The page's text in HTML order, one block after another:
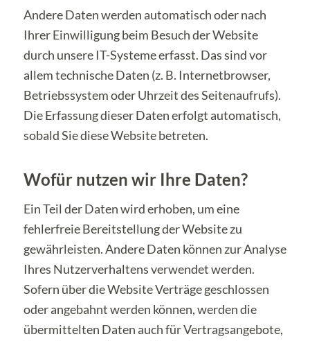
Andere Daten werden automatisch oder nach
Ihrer Einwilligung beim Besuch der Website
durch unsere IT-Systeme erfasst. Das sind vor
allem technische Daten (z. B. Internetbrowser,
Betriebssystem oder Uhrzeit des Seitenaufrufs).
Die Erfassung dieser Daten erfolgt automatisch,
sobald Sie diese Website betreten.
Wofür nutzen wir Ihre Daten?
Ein Teil der Daten wird erhoben, um eine
fehlerfreie Bereitstellung der Website zu
gewährleisten. Andere Daten können zur Analyse
Ihres Nutzerverhaltens verwendet werden.
Sofern über die Website Verträge geschlossen
oder angebahnt werden können, werden die
übermittelten Daten auch für Vertragsangebote,